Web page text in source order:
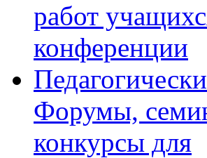
работ
конференции
Форумы,
конкурсы для